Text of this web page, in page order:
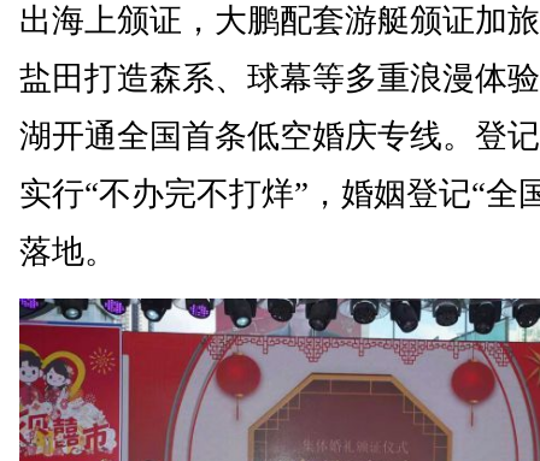
出海上颁证，大鹏配套游艇颁证加
盐田打造森系、球幕等多重浪漫体
湖开通全国首条低空婚庆专线。登
实行“不办完不打烊”，婚姻登记“全
落地。